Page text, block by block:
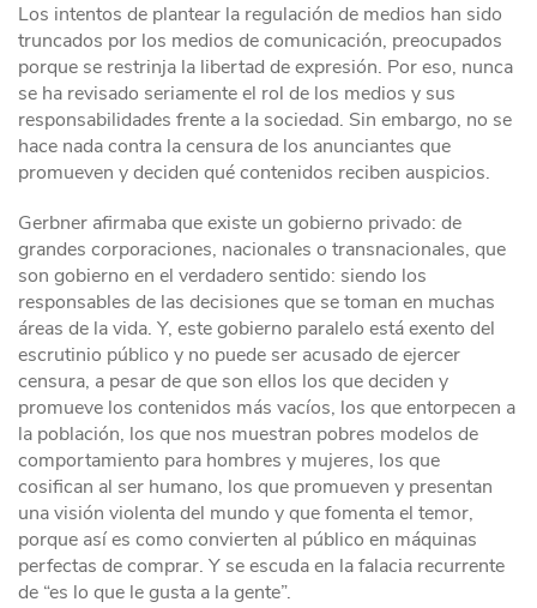
Los intentos de plantear la regulación de medios han sido
truncados por los medios de comunicación, preocupados
porque se restrinja la libertad de expresión. Por eso, nunca
se ha revisado seriamente el rol de los medios y sus
responsabilidades frente a la sociedad. Sin embargo, no se
hace nada contra la censura de los anunciantes que
promueven y deciden qué contenidos reciben auspicios.
Gerbner afirmaba que existe un gobierno privado: de
grandes corporaciones, nacionales o transnacionales, que
son gobierno en el verdadero sentido: siendo los
responsables de las decisiones que se toman en muchas
áreas de la vida. Y, este gobierno paralelo está exento del
escrutinio público y no puede ser acusado de ejercer
censura, a pesar de que son ellos los que deciden y
promueve los contenidos más vacíos, los que entorpecen a
la población, los que nos muestran pobres modelos de
comportamiento para hombres y mujeres, los que
cosifican al ser humano, los que promueven y presentan
una visión violenta del mundo y que fomenta el temor,
porque así es como convierten al público en máquinas
perfectas de comprar. Y se escuda en la falacia recurrente
de “es lo que le gusta a la gente”.